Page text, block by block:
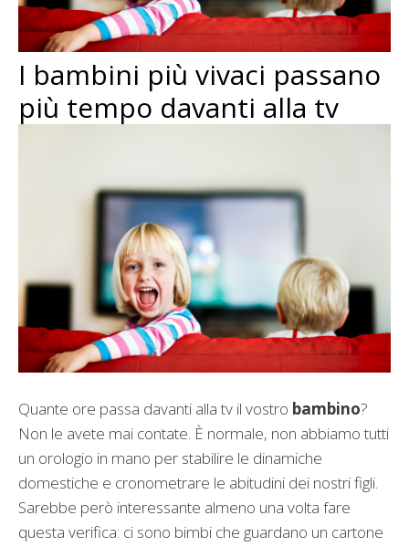
I bambini più vivaci passano
più tempo davanti alla tv
Quante ore passa davanti alla tv il vostro bambino?
Non le avete mai contate. È normale, non abbiamo tutti
un orologio in mano per stabilire le dinamiche
domestiche e cronometrare le abitudini dei nostri figli.
Sarebbe però interessante almeno una volta fare
questa verifica: ci sono bimbi che guardano un cartone